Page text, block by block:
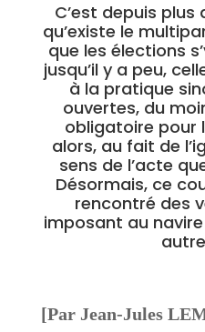
C’est depuis plus
qu’existe le
que les élections
jusqu’il y a peu,
à la pratique
ouvertes, du
obligatoire pour
alors, au fait de
sens de l’acte
Désormais, ce
rencontré des
imposant au
[Par Jean-Jules